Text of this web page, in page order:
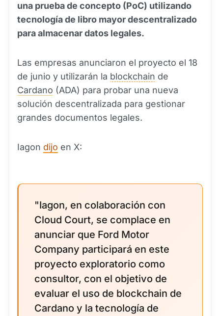
una prueba de concepto (PoC) utilizando
tecnología de libro mayor descentralizado
para almacenar datos legales.
Las empresas anunciaron el proyecto el 18
de junio y utilizarán la blockchain de
Cardano (ADA) para probar una nueva
solución descentralizada para gestionar
grandes documentos legales.
Iagon dijo en X:
"Iagon, en colaboración con
Cloud Court, se complace en
anunciar que Ford Motor
Company participará en este
proyecto exploratorio como
consultor, con el objetivo de
evaluar el uso de blockchain de
Cardano y la tecnología de